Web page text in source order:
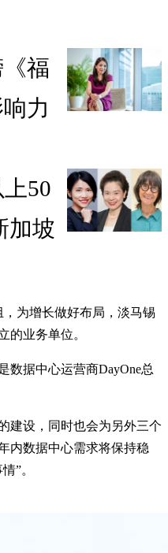
福
力
50
加坡
为增长做好布局，淡马锡
的业务单位。
数据中心运营商DayOne总
建设，同时也会为另外三个
内数据中心需求将保持稳
”。